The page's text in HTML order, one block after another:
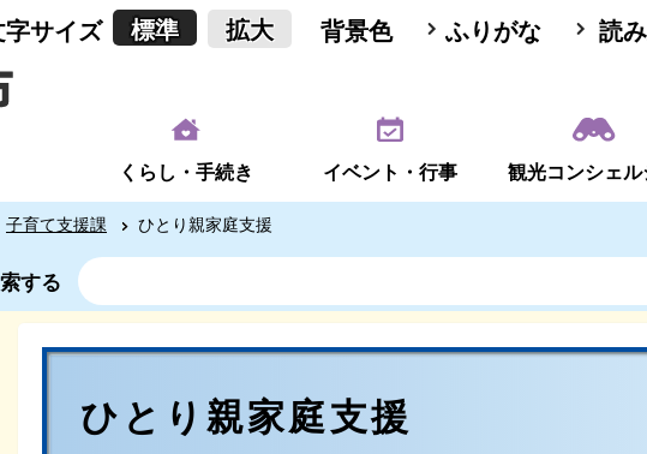
字サイズ 標準 拡大 背景色 ふりがな 読
くらし・手続き イベント・行事 観光コンシェル
子育て支援課 ひとり親家庭支援
する
ひとり親家庭支援